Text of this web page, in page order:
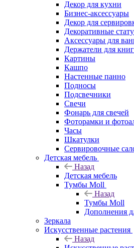
Декор для кухни
Бизнес-аксессуары
Декор для
Декоративные
Аксессуары для
Держатели для
Картины
Кашпо
Настенные панно
Подносы
Подсвечники
Свечи
Фонарь для свечей
Фоторамки и
Часы
Шкатулки
Сервировочные
Детская мебель
Назад
Детская мебель
Тумбы Moll
Назад
Тумбы Moll
Дополнения
Зеркала
Искусственные растения
Назад